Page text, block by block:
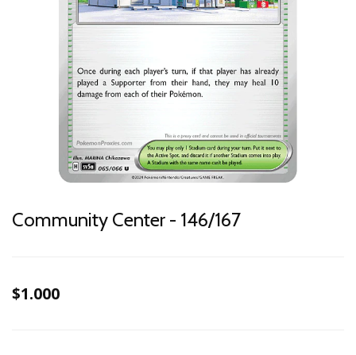
Community Center - 146/167
$1.000